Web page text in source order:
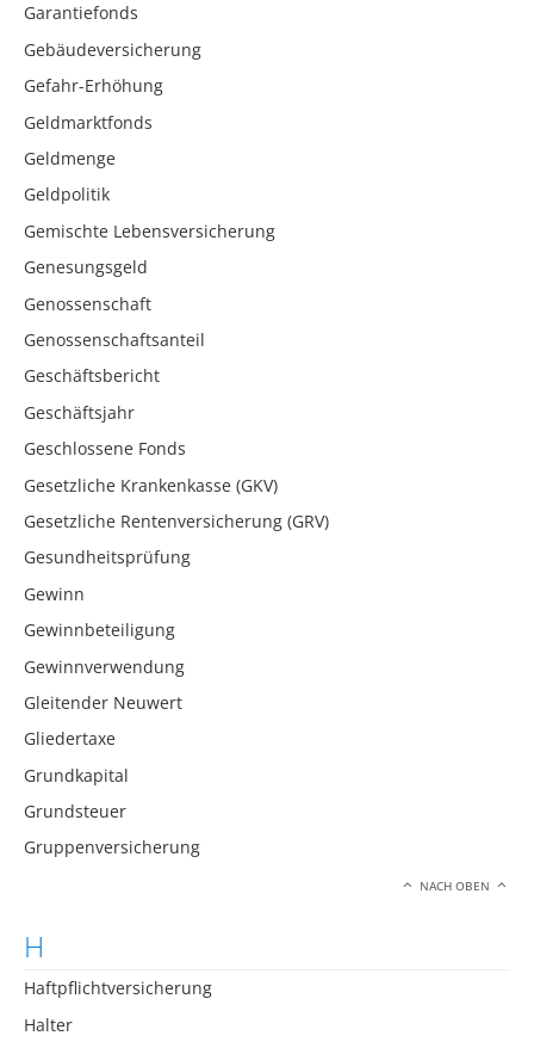
Garantiefonds
Gebäudeversicherung
Gefahr-Erhöhung
Geldmarktfonds
Geldmenge
Geldpolitik
Gemischte Lebensversicherung
Genesungsgeld
Genossenschaft
Genossenschaftsanteil
Geschäftsbericht
Geschäftsjahr
Geschlossene Fonds
Gesetzliche Krankenkasse (GKV)
Gesetzliche Rentenversicherung (GRV)
Gesundheitsprüfung
Gewinn
Gewinnbeteiligung
Gewinnverwendung
Gleitender Neuwert
Gliedertaxe
Grundkapital
Grundsteuer
Gruppenversicherung
NACH OBEN
H
Haftpflichtversicherung
Halter